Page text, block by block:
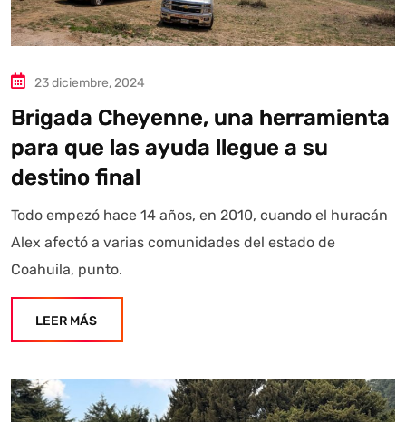
23 diciembre, 2024
Brigada Cheyenne, una herramienta
para que las ayuda llegue a su
destino final
Todo empezó hace 14 años, en 2010, cuando el huracán
Alex afectó a varias comunidades del estado de
Coahuila, punto.
LEER MÁS